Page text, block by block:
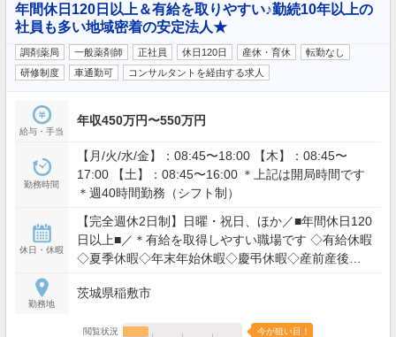
年間休日120日以上＆有給を取りやすい♪勤続10年以上の
社員も多い地域密着の安定法人★
調剤薬局 一般薬剤師 正社員 休日120日 産休・育休
転勤なし
研修制度
車通勤可 コンサルタントを経由する求人
給与・手当
年収450万円〜550万円
勤務時間
【月/火/水/金】：08:45〜18:00 【木】：08:45〜
17:00 【土】：08:45〜16:00 ＊上記は開局時間です
＊週40時間勤務（シフト制）
休日・休暇
【完全週休2日制】日曜・祝日、ほか／■年間休日120
日以上■／＊有給を取得しやすい職場です ◇有給休暇
◇夏季休暇◇年末年始休暇◇慶弔休暇◇産前産後休
勤務地
茨城県稲敷市
閲覧状況 今が狙い目！